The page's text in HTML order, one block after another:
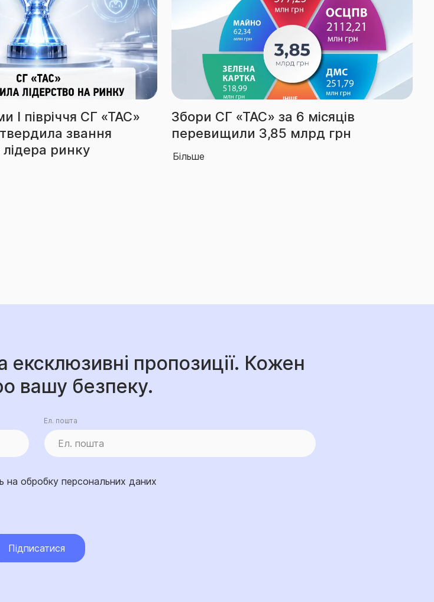
за 6 місяців
3,85 млрд грн
Виплати СГ «ТАС» за І півріччя
зросли на 66% – до 2,14 млрд грн
Більше
ексклюзивні пропозиції. Кожен
вашу безпеку.
Ел. пошта
на обробку персональних даних
Підписатися